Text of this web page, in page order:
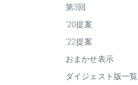
第3回
'20提案
'22提案
おまかせ表示
ダイジェスト版一覧